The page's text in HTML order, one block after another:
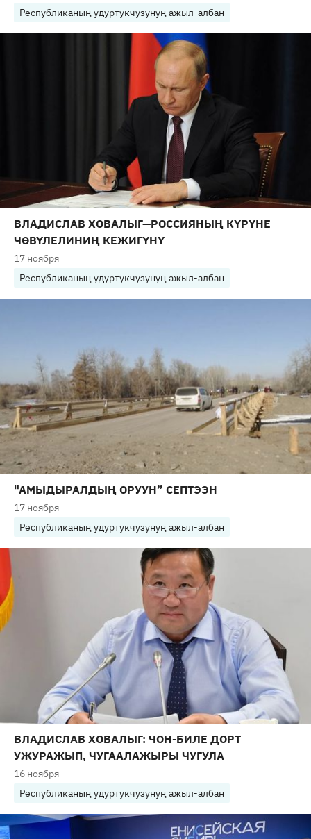
Республиканың удуртукчузунуң ажыл-албан
ВЛАДИСЛАВ ХОВАЛЫГ—РОССИЯНЫҢ КҮРҮНЕ
ЧӨВҮЛЕЛИНИҢ КЕЖИГҮНҮ
17 ноября
Республиканың удуртукчузунуң ажыл-албан
"АМЫДЫРАЛДЫҢ ОРУУН” СЕПТЭЭН
17 ноября
Республиканың удуртукчузунуң ажыл-албан
ВЛАДИСЛАВ ХОВАЛЫГ: ЧОН-БИЛЕ ДОРТ
УЖУРАЖЫП, ЧУГААЛАЖЫРЫ ЧУГУЛА
16 ноября
Республиканың удуртукчузунуң ажыл-албан